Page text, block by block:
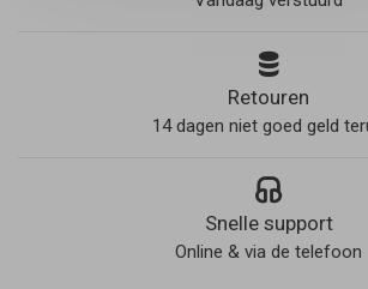
Retouren
14 dagen niet goed geld
Snelle support
Online & via de telefoon